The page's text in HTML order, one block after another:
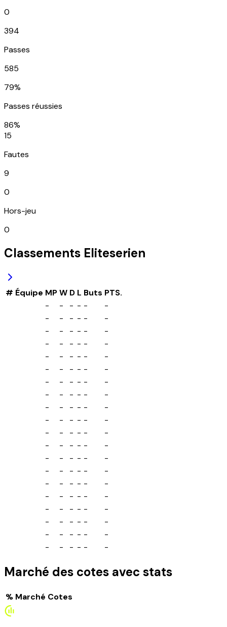
0
394
Passes
585
79%
Passes réussies
86%
15
Fautes
9
0
Hors-jeu
0
Classements Eliteserien
# Équipe MPW D L Buts PTS.
-
- - - -
-
-
- - - -
-
-
- - - -
-
-
- - - -
-
-
- - - -
-
-
- - - -
-
-
- - - -
-
-
- - - -
-
-
- - - -
-
-
- - - -
-
-
- - - -
-
-
- - - -
-
-
- - - -
-
-
- - - -
-
-
- - - -
-
-
- - - -
-
-
- - - -
-
-
- - - -
-
-
- - - -
-
-
- - - - -
Marché des cotes avec stats
% Marché Cotes